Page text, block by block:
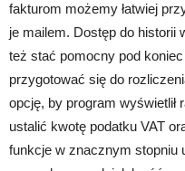
fakturom możemy łatwiej
je mailem. Dostęp do historii
też stać pomocny pod
przygotować się do
opcję, by program
ustalić kwotę podatku VAT
funkcje w znacznym stopniu